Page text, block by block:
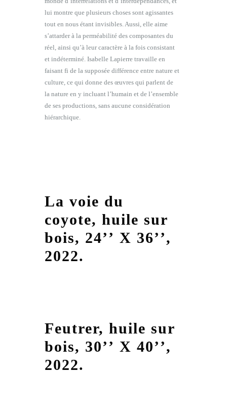
lui montre que plusieurs choses sont agissantes
tout en nous étant invisibles. Aussi, elle aime
s’attarder à la perméabilité des composantes du
réel, ainsi qu’à leur caractère à la fois consistant
et indéterminé. Isabelle Lapierre travaille en
faisant fi de la supposée différence entre nature et
culture, ce qui donne des œuvres qui parlent de
la nature en y incluant l’humain et de l’ensemble
de ses productions, sans aucune considération
hiérarchique.
La voie du
coyote, huile sur
bois, 24’’ X 36’’,
2022.
Feutrer, huile sur
bois, 30’’ X 40’’,
2022.